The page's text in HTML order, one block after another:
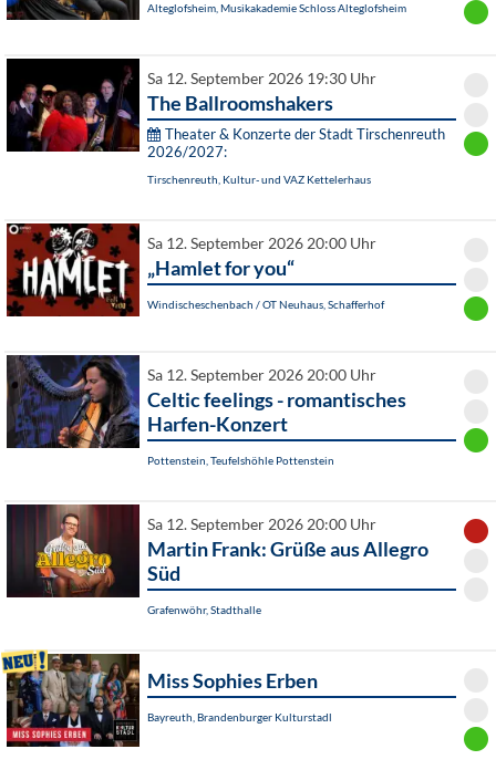
Alteglofsheim, Musikakademie Schloss Alteglofsheim
Sa 12. September 2026 19:30 Uhr
The Ballroomshakers
Theater & Konzerte der Stadt Tirschenreuth
2026/2027:
Tirschenreuth, Kultur- und VAZ Kettelerhaus
Sa 12. September 2026 20:00 Uhr
„Hamlet for you“
Windischeschenbach / OT Neuhaus, Schafferhof
Sa 12. September 2026 20:00 Uhr
Celtic feelings - romantisches
Harfen-Konzert
Pottenstein, Teufelshöhle Pottenstein
Sa 12. September 2026 20:00 Uhr
Martin Frank: Grüße aus Allegro
Süd
Grafenwöhr, Stadthalle
Miss Sophies Erben
Bayreuth, Brandenburger Kulturstadl